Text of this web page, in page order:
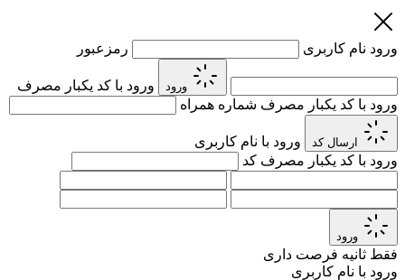
ورود نام کاربری رمزعبور
ورود
ورود با کد یکبار مصرف
ورود با کد یکبار مصرف شماره همراه
ارسال کد
ورود با نام کاربری
ورود با کد یکبار مصرف کد
ورود
فقط ثانیه فرصت داری
ورود با نام کاربری